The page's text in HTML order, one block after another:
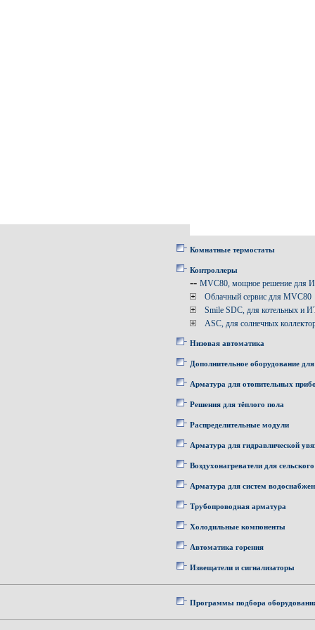
Комнатные термостаты
Контроллеры
-- MVC80, мощное решение для
Облачный сервис для MVC80
Smile SDC, для котельных и
ASC, для солнечных
Низовая автоматика
Дополнительное оборудование
Арматура для отопительных
Решения для тёплого пола
Распределительные модули
Арматура для гидравлической
Воздухонагреватели для
Арматура для систем
Трубопроводная арматура
Холодильные компоненты
Автоматика горения
Извещатели и сигнализаторы
Программы подбора